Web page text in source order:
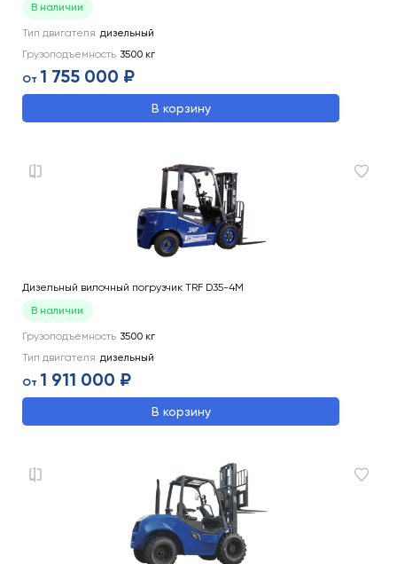
В наличии
Тип двигателя дизельный
Грузоподъемность 3500 кг
От 1 755 000 ₽
В корзину
Дизельный вилочный погрузчик TRF D35-4M
В наличии
Грузоподъемность 3500 кг
Тип двигателя дизельный
От 1 911 000 ₽
В корзину